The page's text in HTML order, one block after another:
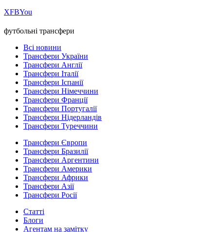
ХFBYou
футбольні трансфери
Всі новини
Трансфери України
Трансфери Англії
Трансфери Італії
Трансфери Іспанії
Трансфери Німеччини
Трансфери Франції
Трансфери Португалії
Трансфери Нідерландів
Трансфери Туреччини
Трансфери Європи
Трансфери Бразилії
Трансфери Аргентини
Трансфери Америки
Трансфери Африки
Трансфери Азії
Трансфери Росії
Статті
Блоги
Агентам на замітку